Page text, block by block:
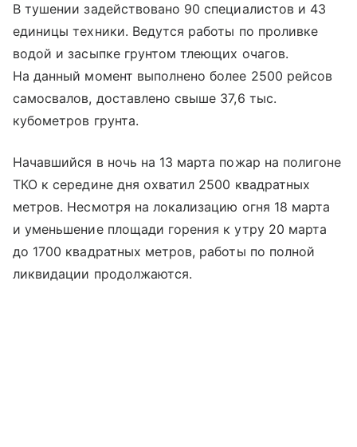
В тушении задействовано 90 специалистов и 43
единицы техники. Ведутся работы по проливке
водой и засыпке грунтом тлеющих очагов.
На данный момент выполнено более 2500 рейсов
самосвалов, доставлено свыше 37,6 тыс.
кубометров грунта.
Начавшийся в ночь на 13 марта пожар на полигоне
ТКО к середине дня охватил 2500 квадратных
метров. Несмотря на локализацию огня 18 марта
и уменьшение площади горения к утру 20 марта
до 1700 квадратных метров, работы по полной
ликвидации продолжаются.